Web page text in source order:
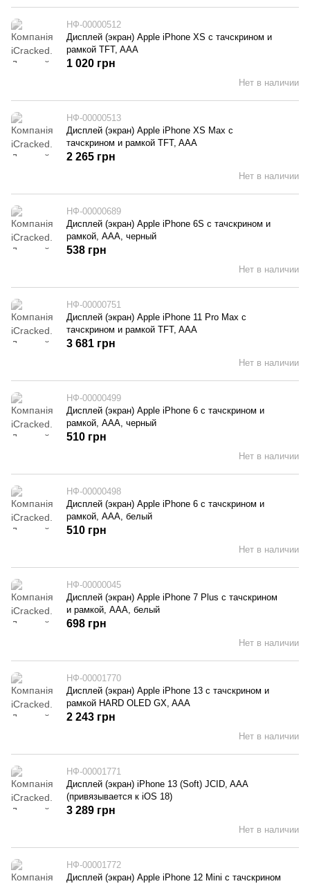
НФ-00000512
Дисплей (экран) Apple iPhone XS с тачскрином и
рамкой TFT, AAA
Нет в наличии
1 020 грн
НФ-00000513
Дисплей (экран) Apple iPhone XS Max с
тачскрином и рамкой TFT, AAA
Нет в наличии
2 265 грн
НФ-00000689
Дисплей (экран) Apple iPhone 6S с тачскрином и
рамкой, AAA, черный
Нет в наличии
538 грн
НФ-00000751
Дисплей (экран) Apple iPhone 11 Pro Max с
тачскрином и рамкой TFT, AAA
Нет в наличии
3 681 грн
НФ-00000499
Дисплей (экран) Apple iPhone 6 с тачскрином и
рамкой, AAA, черный
Нет в наличии
510 грн
НФ-00000498
Дисплей (экран) Apple iPhone 6 с тачскрином и
рамкой, AAA, белый
Нет в наличии
510 грн
НФ-00000045
Дисплей (экран) Apple iPhone 7 Plus с тачскрином
и рамкой, AAA, белый
Нет в наличии
698 грн
НФ-00001770
Дисплей (экран) Apple iPhone 13 с тачскрином и
рамкой HARD OLED GX, AAA
Нет в наличии
2 243 грн
НФ-00001771
Дисплей (экран) iPhone 13 (Soft) JCID, AAA
(привязывается к iOS 18)
Нет в наличии
3 289 грн
НФ-00001772
Дисплей (экран) Apple iPhone 12 Mini с тачскрином